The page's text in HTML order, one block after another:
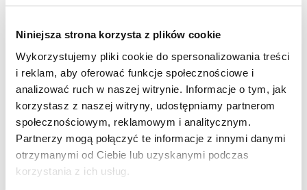
Niniejsza strona korzysta z plików cookie
Wykorzystujemy pliki cookie do spersonalizowania treści
i reklam, aby oferować funkcje społecznościowe i
analizować ruch w naszej witrynie. Informacje o tym, jak
korzystasz z naszej witryny, udostępniamy partnerom
społecznościowym, reklamowym i analitycznym.
Partnerzy mogą połączyć te informacje z innymi danymi
otrzymanymi od Ciebie lub uzyskanymi podczas
korzystania z ich usług.
Chcę kupić dla
siebie
Chcę kupić jako
inwestycję
Orientacyjna symulacja kredytowa